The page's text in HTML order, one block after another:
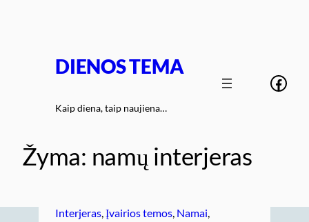
DIENOS TEMA
Kaip diena, taip naujiena…
Žyma: namų interjeras
Interjeras Įvairios temos Namai